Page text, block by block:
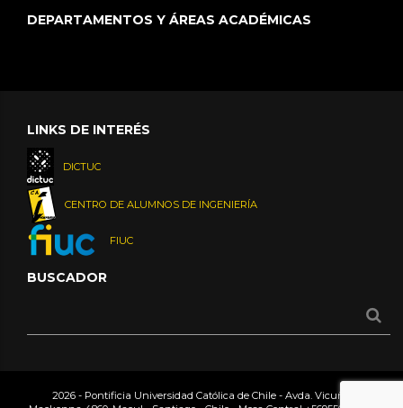
DEPARTAMENTOS Y ÁREAS ACADÉMICAS
LINKS DE INTERÉS
DICTUC
CENTRO DE ALUMNOS DE INGENIERÍA
FIUC
BUSCADOR
2026 - Pontificia Universidad Católica de Chile - Avda. Vicuña